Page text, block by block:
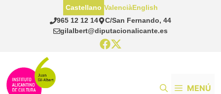
965 12 12 14
C/San Fernando, 44
gilalbert@diputacionalicante.es
Castellano ValenciàEnglish
MENÚ